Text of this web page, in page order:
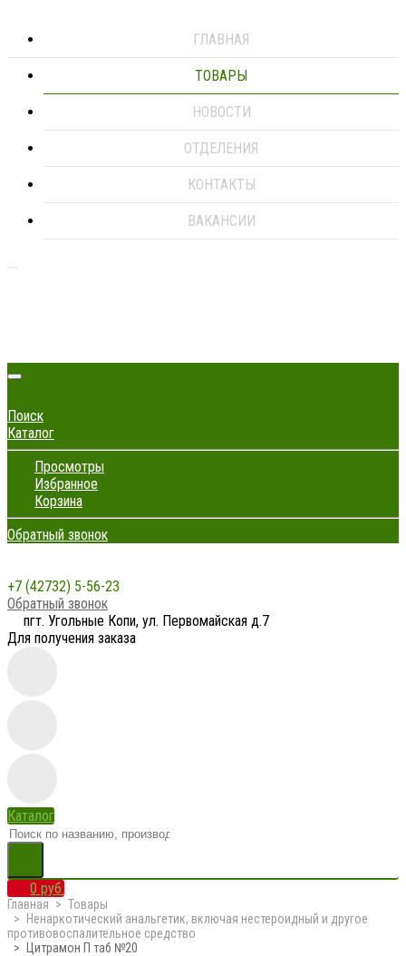
ГЛАВНАЯ
ТОВАРЫ
НОВОСТИ
ОТДЕЛЕНИЯ
КОНТАКТЫ
ВАКАНСИИ
Поиск
Каталог
Просмотры
Избранное
Корзина
Обратный звонок
+7 (42732) 5-56-23
Обратный звонок
пгт. Угольные Копи, ул. Первомайская д.7
Для получения заказа
Каталог
0 руб.
Главная
Товары
Ненаркотический анальгетик, включая нестероидный и другое
противовоспалительное средство
Цитрамон П таб №20